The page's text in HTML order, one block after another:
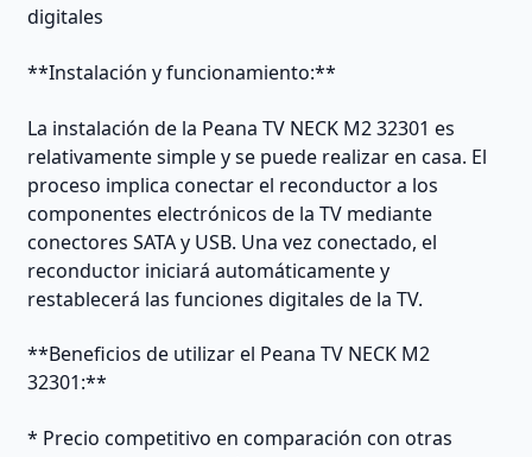
digitales
**Instalación y funcionamiento:**
La instalación de la Peana TV NECK M2 32301 es
relativamente simple y se puede realizar en casa. El
proceso implica conectar el reconductor a los
componentes electrónicos de la TV mediante
conectores SATA y USB. Una vez conectado, el
reconductor iniciará automáticamente y
restablecerá las funciones digitales de la TV.
**Beneficios de utilizar el Peana TV NECK M2
32301:**
* Precio competitivo en comparación con otras